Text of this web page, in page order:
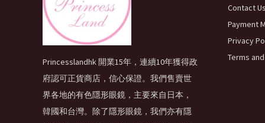
Princesslandhk 開業15年，連續10年獲得政
府認可正貨商店，信心保證。我們售賣世
界各地的有色隱形眼鏡，主要來自日本，
韓國和台灣。除了隱形眼鏡，我們亦有隱
Contact Us
Payment
Privacy
Terms